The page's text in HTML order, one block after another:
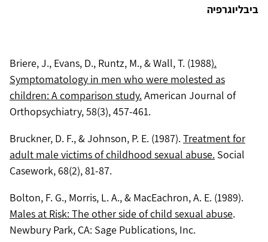
ביבליוגרפיה
Briere, J., Evans, D., Runtz, M., & Wall, T. (1988).
Symptomatology in men who were molested as
children: A comparison study. American Journal of
Orthopsychiatry, 58(3), 457-461.
Bruckner, D. F., & Johnson, P. E. (1987). Treatment for
adult male victims of childhood sexual abuse. Social
Casework, 68(2), 81-87.
Bolton, F. G., Morris, L. A., & MacEachron, A. E. (1989).
Males at Risk: The other side of child sexual abuse.
Newbury Park, CA: Sage Publications, Inc.